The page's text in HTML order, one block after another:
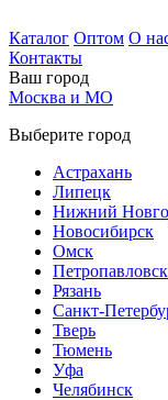
Каталог Оптом О
Контакты
Ваш город
Москва и МО
Выберите город
Астрахань
Липецк
Нижний
Новосибирск
Омск
Рязань
Санкт-
Тверь
Тюмень
Уфа
Челябинск